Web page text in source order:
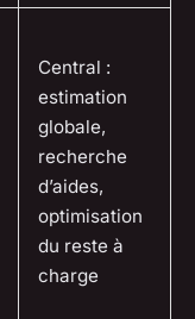
Central :
estimation
globale,
recherche
d’aides,
optimisation
du reste à
charge